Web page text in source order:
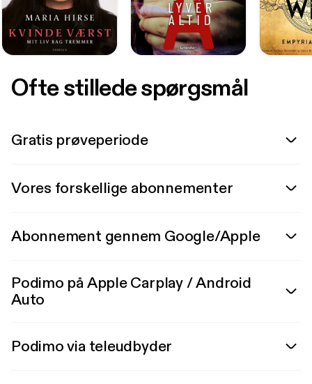
Ofte stillede spørgsmål
Gratis prøveperiode
Vores forskellige abonnementer
Abonnement gennem Google/Apple
Podimo på Apple Carplay / Android
Auto
Podimo via teleudbyder